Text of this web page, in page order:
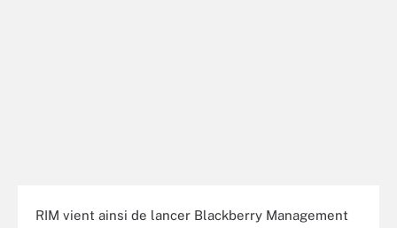
RIM vient ainsi de lancer Blackberry Management